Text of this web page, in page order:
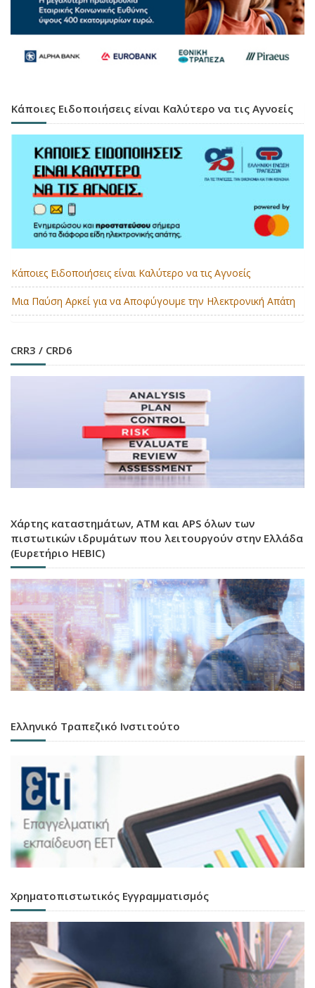
Κάποιες Ειδοποιήσεις είναι Καλύτερο να τις Αγνοείς
Κάποιες Ειδοποιήσεις είναι Καλύτερο να τις Αγνοείς
Μια Παύση Αρκεί για να Αποφύγουμε την Ηλεκτρονική Απάτη
CRR3 / CRD6
Χάρτης καταστημάτων, ATM και APS όλων των
πιστωτικών ιδρυμάτων που λειτουργούν στην Ελλάδα
(Ευρετήριο HEBIC)
Ελληνικό Τραπεζικό Ινστιτούτο
Χρηματοπιστωτικός Εγγραμματισμός